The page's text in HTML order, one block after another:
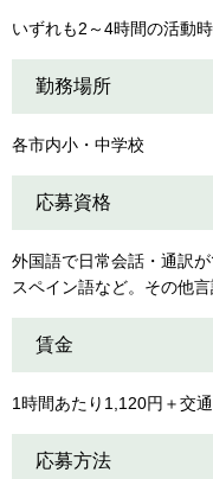
いずれも2～4時間の活動
勤務場所
各市内小・中学校
応募資格
外国語で日常会話・通訳
スペイン語など。その他
賃金
1時間あたり1,120円＋交
応募方法